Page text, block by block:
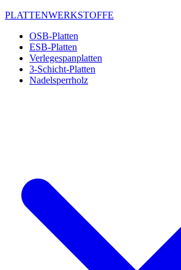
PLATTENWERKSTOFFE
OSB-Platten
ESB-Platten
Verlegespanplatten
3-Schicht-Platten
Nadelsperrholz